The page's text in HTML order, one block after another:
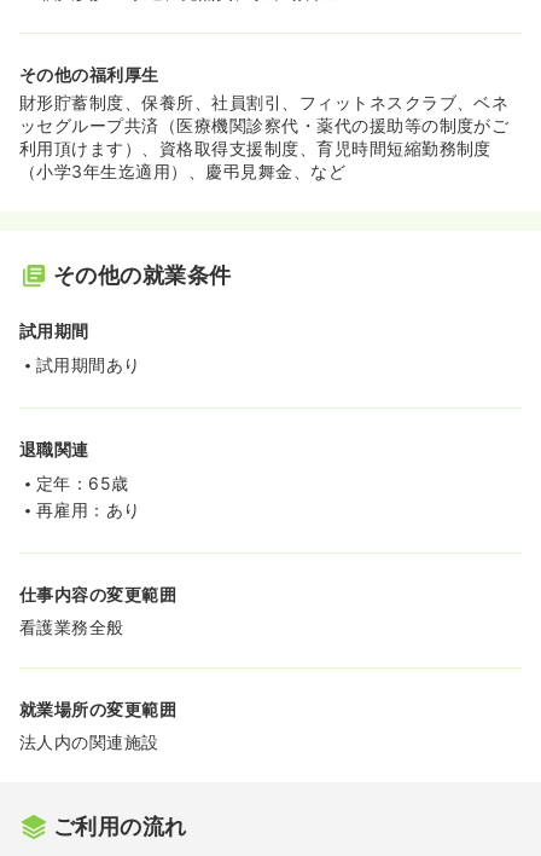
その他の福利厚生
財形貯蓄制度、保養所、社員割引、フィットネスクラブ、ベネ
ッセグループ共済（医療機関診察代・薬代の援助等の制度がご
利用頂けます）、資格取得支援制度、育児時間短縮勤務制度
（小学3年生迄適用）、慶弔見舞金、など
その他の就業条件
試用期間
試用期間あり
退職関連
定年：65歳
再雇用：あり
仕事内容の変更範囲
看護業務全般
就業場所の変更範囲
法人内の関連施設
ご利用の流れ